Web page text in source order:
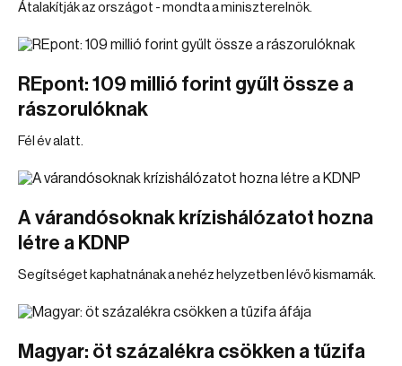
Átalakítják az országot - mondta a miniszterelnök.
REpont: 109 millió forint gyűlt össze a
rászorulóknak
Fél év alatt.
A várandósoknak krízishálózatot hozna
létre a KDNP
Segítséget kaphatnának a nehéz helyzetben lévő kismamák.
Magyar: öt százalékra csökken a tűzifa